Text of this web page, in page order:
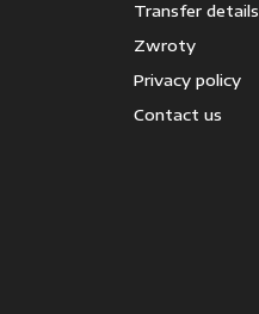
Transfer details
Zwroty
Privacy policy
Contact us